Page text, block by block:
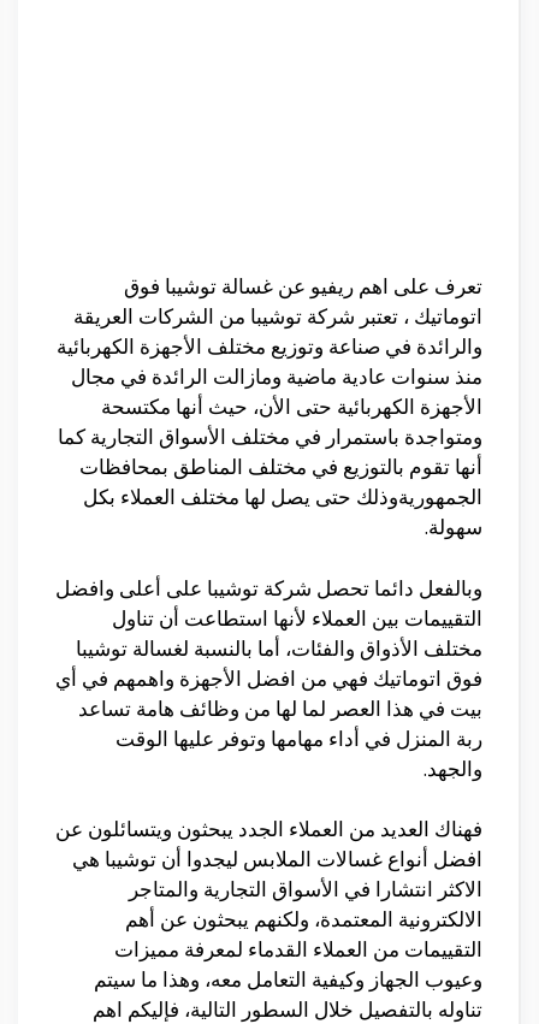
تعرف على اهم ريفيو عن غسالة توشيبا فوق
اتوماتيك ، تعتبر شركة توشيبا من الشركات العريقة
والرائدة في صناعة وتوزيع مختلف الأجهزة الكهربائية
منذ سنوات عادية ماضية ومازالت الرائدة في مجال
الأجهزة الكهربائية حتى الأن، حيث أنها مكتسحة
ومتواجدة باستمرار في مختلف الأسواق التجارية كما
أنها تقوم بالتوزيع في مختلف المناطق بمحافظات
الجمهوريةوذلك حتى يصل لها مختلف العملاء بكل
سهولة.
وبالفعل دائما تحصل شركة توشيبا على أعلى وافضل
التقييمات بين العملاء لأنها استطاعت أن تناول
مختلف الأذواق والفئات، أما بالنسبة لغسالة توشيبا
فوق اتوماتيك فهي من افضل الأجهزة واهمهم في أي
بيت في هذا العصر لما لها من وظائف هامة تساعد
ربة المنزل في أداء مهامها وتوفر عليها الوقت
والجهد.
فهناك العديد من العملاء الجدد يبحثون ويتسائلون عن
افضل أنواع غسالات الملابس ليجدوا أن توشيبا هي
الاكثر انتشارا في الأسواق التجارية والمتاجر
الالكترونية المعتمدة، ولكنهم يبحثون عن أهم
التقييمات من العملاء القدماء لمعرفة مميزات
وعيوب الجهاز وكيفية التعامل معه، وهذا ما سيتم
تناوله بالتفصيل خلال السطور التالية، فإليكم اهم